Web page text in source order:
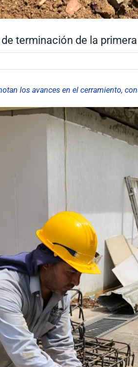
terminación de la primera
los avances en el cerramiento,